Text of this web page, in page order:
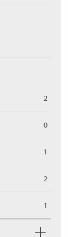
2
0
1
2
1